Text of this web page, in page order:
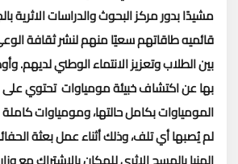
مشيدًا بدور مركز البحوث والدراسات الاثرية
قائميه طاقاتهم سعيًا منهم لنشر ثقافة
بين الطلاب وتعزيز الانتماء الوطني لديهم.
بها عن اكتشاف خبيئة مومياوات تحتوي
المومياوات بكامل حالتها، ومومياوات
لم يُصبها أي تلف، وذلك أثناء عمل بعثة